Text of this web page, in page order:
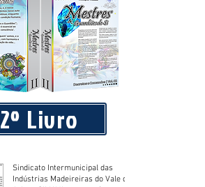
2º Livro
Sindicato Intermunicipal das
Indústrias Madeireiras do Vale do